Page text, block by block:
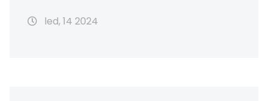
led, 14 2024